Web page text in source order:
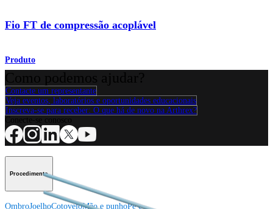
Fio FT de compressão acoplável
Produto
Contacte um representante
Veja eventos, laboratórios e oportunidades educacionais
Inscreva-se para receber: O que há de novo na Arthrex?
Procedimento
OmbroJoelhoCotoveloMão e punhoPé e